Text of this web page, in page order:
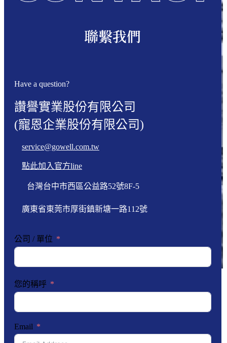
聯繫我們
Have a question?
讚譽實業股份有限公司
(寵恩企業股份有限公司)
service@gowell.com.tw
點此加入官方line
台灣台中市西區公益路52號8F-5
廣東省東莞市厚街鎮新塘一路112號
公司 / 單位
您的稱呼
Email